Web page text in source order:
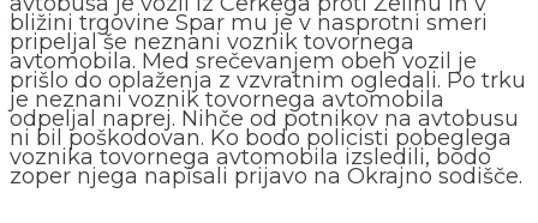
bližini trgovine Spar mu je v nasprotni smeri
pripeljal še neznani voznik tovornega
avtomobila. Med srečevanjem obeh vozil je
prišlo do oplaženja z vzvratnim ogledali. Po trku
je neznani voznik tovornega avtomobila
odpeljal naprej. Nihče od potnikov na avtobusu
ni bil poškodovan. Ko bodo policisti pobeglega
voznika tovornega avtomobila izsledili, bodo
zoper njega napisali prijavo na Okrajno sodišče.